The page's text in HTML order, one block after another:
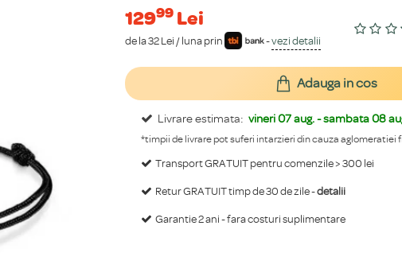
12999 Lei
de la 32 Lei / luna prin -vezi detalii
Livrare estimata: vineri 07 aug. - sambata 08
*timpii de livrare pot suferi intarzieri din cauza aglomeratiei
Transport GRATUIT pentru comenzile > 300 lei
Retur GRATUIT timp de 30 de zile -detalii
Garantie 2 ani - fara costuri suplimentare
Adauga in cos